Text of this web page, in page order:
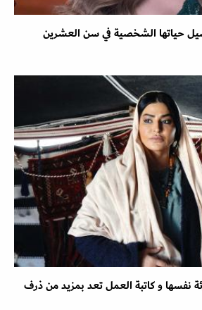
حياتها الشخصية في سن العشرين
نفسها و كاتبة العمل تعد بمزيد من ذرف